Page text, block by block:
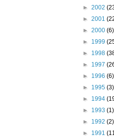
► 2002
► 2001
► 2000 (6)
► 1999
► 1998
► 1997
► 1996 (6)
► 1995 (3)
► 1994
► 1993 (1)
► 1992 (2)
► 1991